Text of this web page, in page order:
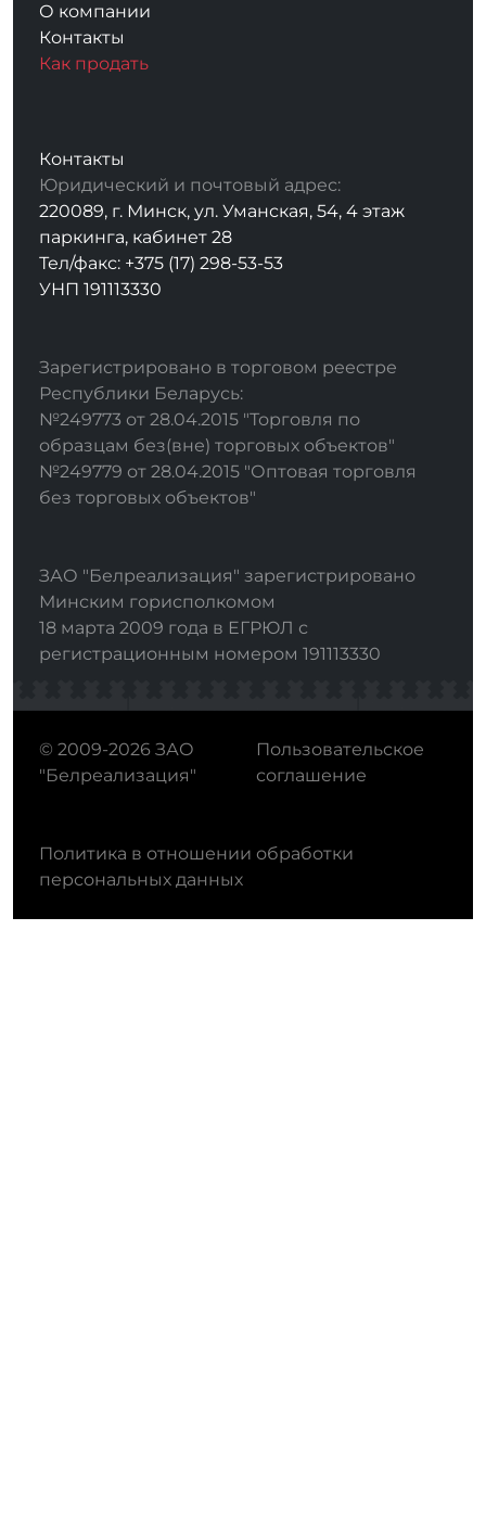
О компании
Контакты
Как продать
Контакты
Юридический и почтовый адрес:
220089, г. Минск, ул. Уманская, 54, 4 этаж
паркинга, кабинет 28
Тел/факс: +375 (17) 298-53-53
УНП 191113330
Зарегистрировано в торговом реестре
Республики Беларусь:
№249773 от 28.04.2015 "Торговля по
образцам без(вне) торговых объектов"
№249779 от 28.04.2015 "Оптовая торговля
без торговых объектов"
ЗАО "Белреализация" зарегистрировано
Минским горисполкомом
18 марта 2009 года в ЕГРЮЛ с
регистрационным номером 191113330
© 2009-2026 ЗАО
"Белреализация"
Пользовательское
соглашение
Политика в отношении обработки
персональных данных